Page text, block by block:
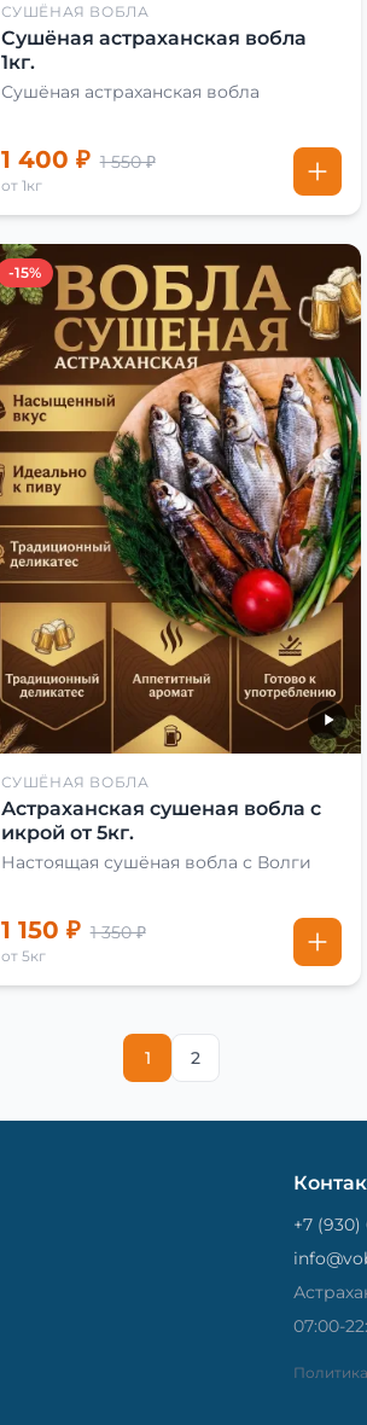
СУШЁНАЯ ВОБЛА
Сушёная астраханская вобла
1кг.
Сушёная астраханская вобла
1 400 ₽ 1 550 ₽
от 1кг
-15%
СУШЁНАЯ ВОБЛА
Астраханская сушеная вобла с
икрой от 5кг.
Настоящая сушёная вобла с Волги
1 150 ₽ 1 350 ₽
от 5кг
1 2
+7 (930)
07:00-